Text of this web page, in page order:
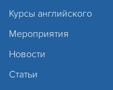
Курсы английского
Мероприятия
Новости
Статьи